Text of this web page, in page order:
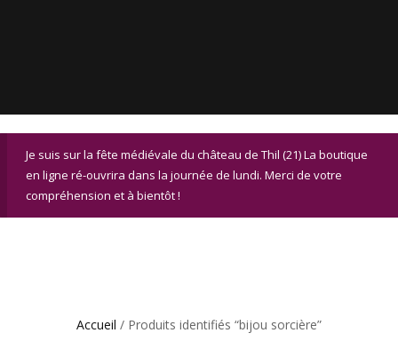
Je suis sur la fête médiévale du château de Thil (21) La boutique
en ligne ré-ouvrira dans la journée de lundi. Merci de votre
compréhension et à bientôt !
Accueil / Produits identifiés “bijou sorcière”